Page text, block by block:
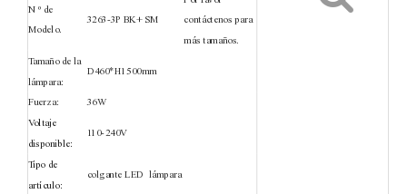
N º de
Modelo.
3263-3P BK+ SM
contáctenos para
más tamaños.
Tamaño de la
lámpara:
D460*H1500mm
Fuerza: 36W
Voltaje
disponible:
110-240V
Tipo de
artículo:
colgante LED lámpara